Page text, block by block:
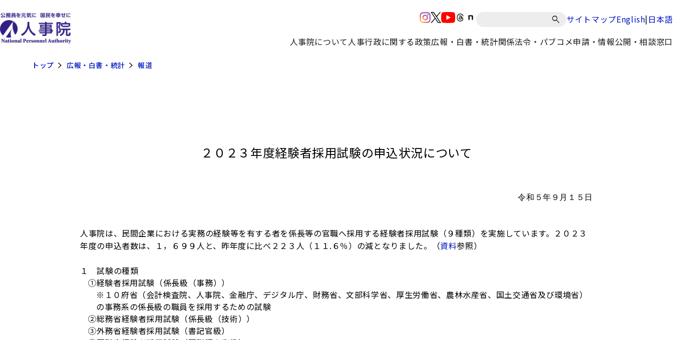
サイトマップEnglish|日本語
人事院について 人事行政に関する政策広報・白書・統計関係法令・パブコメ申請・情報公開・相談窓口
トップ 広報・白書・統計 報道
２０２３年度経験者採用試験の申込状況について
令和５年９月１５日
人事院は、民間企業における実務の経験等を有する者を係長等の官職へ採用する経験者採用試験（９種類）を実施しています。２０２３
年度の申込者数は、１，６９９人と、昨年度に比べ２２３人（１１.６％）の減となりました。（資料参照）
１ 試験の種類
①経験者採用試験（係長級（事務））
※１０府省（会計検査院、人事院、金融庁、デジタル庁、財務省、文部科学省、厚生労働省、農林水産省、国土交通省及び環境省）
の事務系の係長級の職員を採用するための試験
②総務省経験者採用試験（係長級（技術））
③外務省経験者採用試験（書記官級）